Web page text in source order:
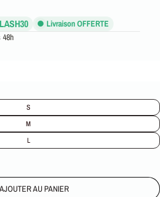
Livraison OFFERTE
S
M
L
AJOUTER AU PANIER